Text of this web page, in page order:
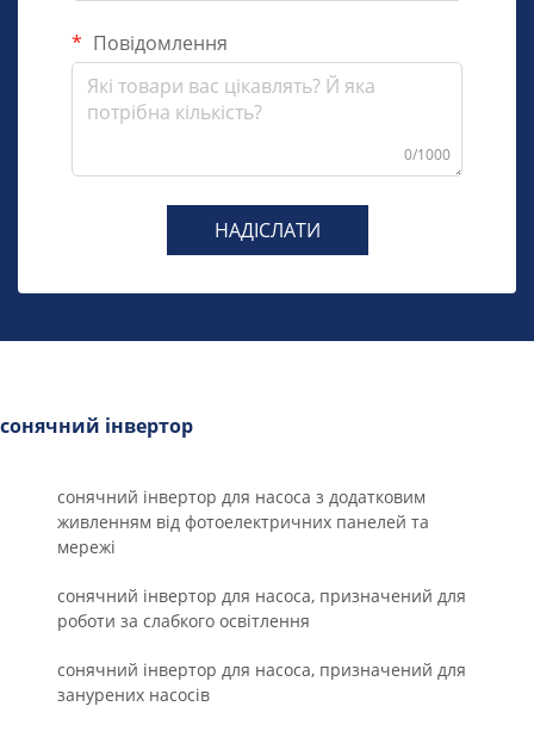
Повідомлення
0/1000
НАДІСЛАТИ
сонячний інвертор
сонячний інвертор для насоса з додатковим
живленням від фотоелектричних панелей та
мережі
сонячний інвертор для насоса, призначений для
роботи за слабкого освітлення
сонячний інвертор для насоса, призначений для
занурених насосів